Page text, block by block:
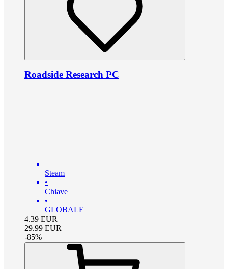
Roadside Research PC
Steam
•
Chiave
•
GLOBALE
4.39 EUR
29.99 EUR
-85%